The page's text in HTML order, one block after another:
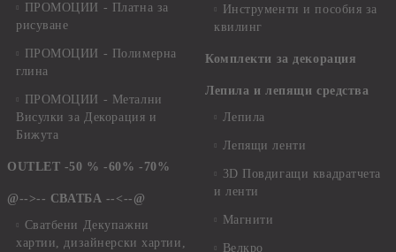
ПРОМОЦИИ - Платна за
рисуване
ПРОМОЦИИ - Полимерна
глина
ПРОМОЦИИ - Метални
Висулки за Декорация и
Бижута
OUTLET -50 % -60% -70%
@-->-- СВАТБА --<--@
Сватбени Декупажни
хартии, дизайнерски хартии,
Инструменти и пособия за
квилинг
Комплекти за декорация
Лепила и лепящи средства
Лепила
Лепящи ленти
3D Повдигащи квадратчета
и ленти
Магнити
Велкро